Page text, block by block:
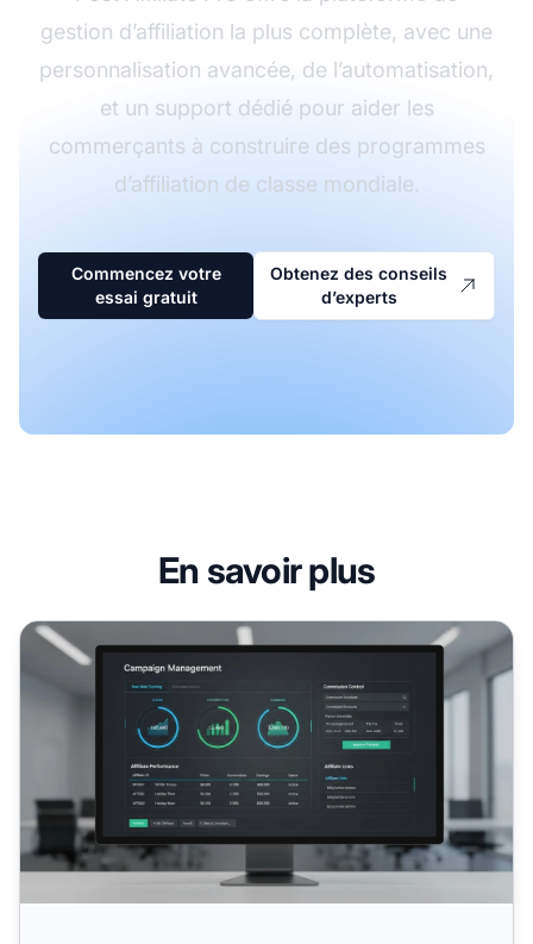
gestion d’affiliation la plus complète, avec une
personnalisation avancée, de l’automatisation,
et un support dédié pour aider les
commerçants à construire des programmes
d’affiliation de classe mondiale.
Commencez votre
essai gratuit
Obtenez des conseils
d’experts
En savoir plus
Comment gérer des campagnes de marketing